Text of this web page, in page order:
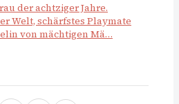
der achtziger Jahre.
Welt, schärfstes Playmate
von mächtigen Mä…